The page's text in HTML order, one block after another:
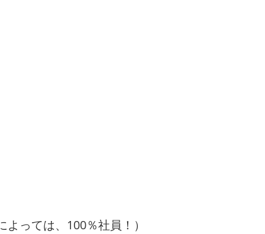
っては、100％社員！）